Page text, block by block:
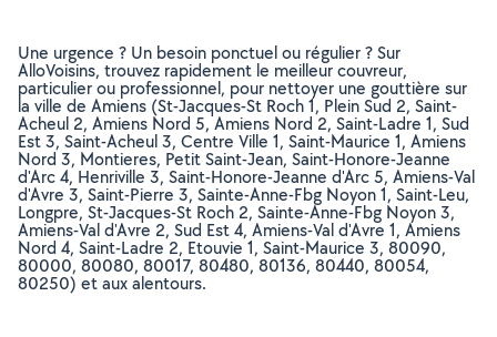
Une urgence ? Un besoin ponctuel ou régulier ? Sur
AlloVoisins, trouvez rapidement le meilleur couvreur,
particulier ou professionnel, pour nettoyer une gouttière sur
la ville de Amiens (St-Jacques-St Roch 1, Plein Sud 2, Saint-
Acheul 2, Amiens Nord 5, Amiens Nord 2, Saint-Ladre 1, Sud
Est 3, Saint-Acheul 3, Centre Ville 1, Saint-Maurice 1, Amiens
Nord 3, Montieres, Petit Saint-Jean, Saint-Honore-Jeanne
d'Arc 4, Henriville 3, Saint-Honore-Jeanne d'Arc 5, Amiens-Val
d'Avre 3, Saint-Pierre 3, Sainte-Anne-Fbg Noyon 1, Saint-Leu,
Longpre, St-Jacques-St Roch 2, Sainte-Anne-Fbg Noyon 3,
Amiens-Val d'Avre 2, Sud Est 4, Amiens-Val d'Avre 1, Amiens
Nord 4, Saint-Ladre 2, Etouvie 1, Saint-Maurice 3, 80090,
80000, 80080, 80017, 80480, 80136, 80440, 80054,
80250) et aux alentours.